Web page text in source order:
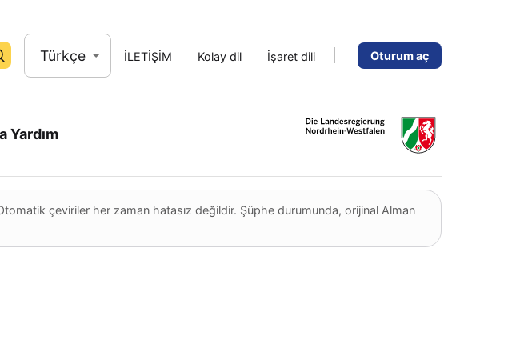
Türkçe İLETİŞİM Kolay dil İşaret dili Oturum aç
Yardım
çeviriler her zaman hatasız değildir. Şüphe durumunda, orijinal Alman